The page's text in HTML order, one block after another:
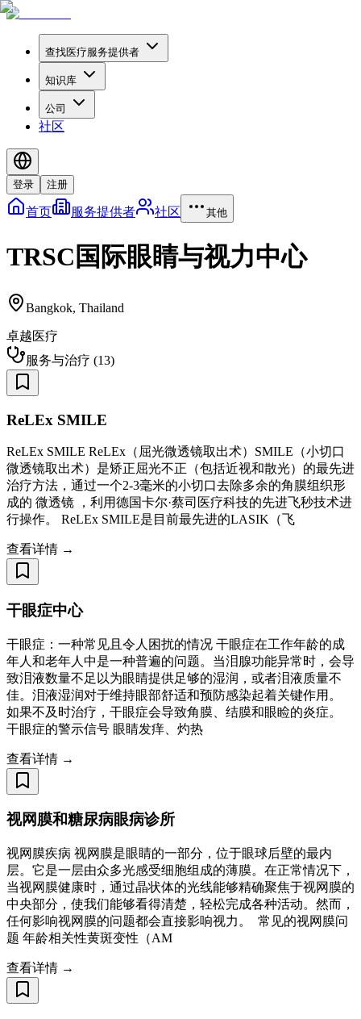
查找医疗服务提供者
知识库
公司
社区
登录 注册
首页 服务提供者 社区 其他
TRSC国际眼睛与视力中心
Bangkok, Thailand
卓越医疗
服务与治疗 (13)
ReLEx SMILE
ReLEx SMILE ReLEx（屈光微透镜取出术）SMILE（小切口
微透镜取出术）是矫正屈光不正（包括近视和散光）的最先进
治疗方法，通过一个2-3毫米的小切口去除多余的角膜组织形
成的 微透镜 ，利用德国卡尔·蔡司医疗科技的先进飞秒技术进
行操作。 ReLEx SMILE是目前最先进的LASIK（飞
查看详情 →
干眼症中心
干眼症：一种常见且令人困扰的情况 干眼症在工作年龄的成
年人和老年人中是一种普遍的问题。当泪腺功能异常时，会导
致泪液数量不足以为眼睛提供足够的湿润，或者泪液质量不
佳。泪液湿润对于维持眼部舒适和预防感染起着关键作用。
如果不及时治疗，干眼症会导致角膜、结膜和眼睑的炎症。
干眼症的警示信号 眼睛发痒、灼热
查看详情 →
视网膜和糖尿病眼病诊所
视网膜疾病 视网膜是眼睛的一部分，位于眼球后壁的最内
层。它是一层由众多光感受细胞组成的薄膜。在正常情况下，
当视网膜健康时，通过晶状体的光线能够精确聚焦于视网膜的
中央部分，使我们能够看得清楚，轻松完成各种活动。然而，
任何影响视网膜的问题都会直接影响视力。 ​ 常见的视网膜问
题 年龄相关性黄斑变性（AM
查看详情 →